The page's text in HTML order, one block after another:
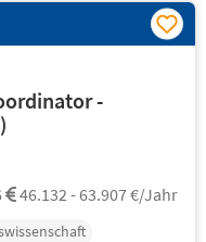
-
46.132 - 63.907 €/Jahr